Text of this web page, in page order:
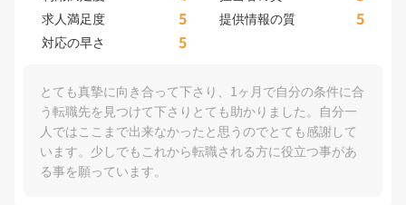
求人満足度 5 提供情報の質 5
対応の早さ 5
とても真摯に向き合って下さり、1ヶ月で自分の条件に合
う転職先を見つけて下さりとても助かりました。自分一
人ではここまで出来なかったと思うのでとても感謝して
います。少しでもこれから転職される方に役立つ事があ
る事を願っています。